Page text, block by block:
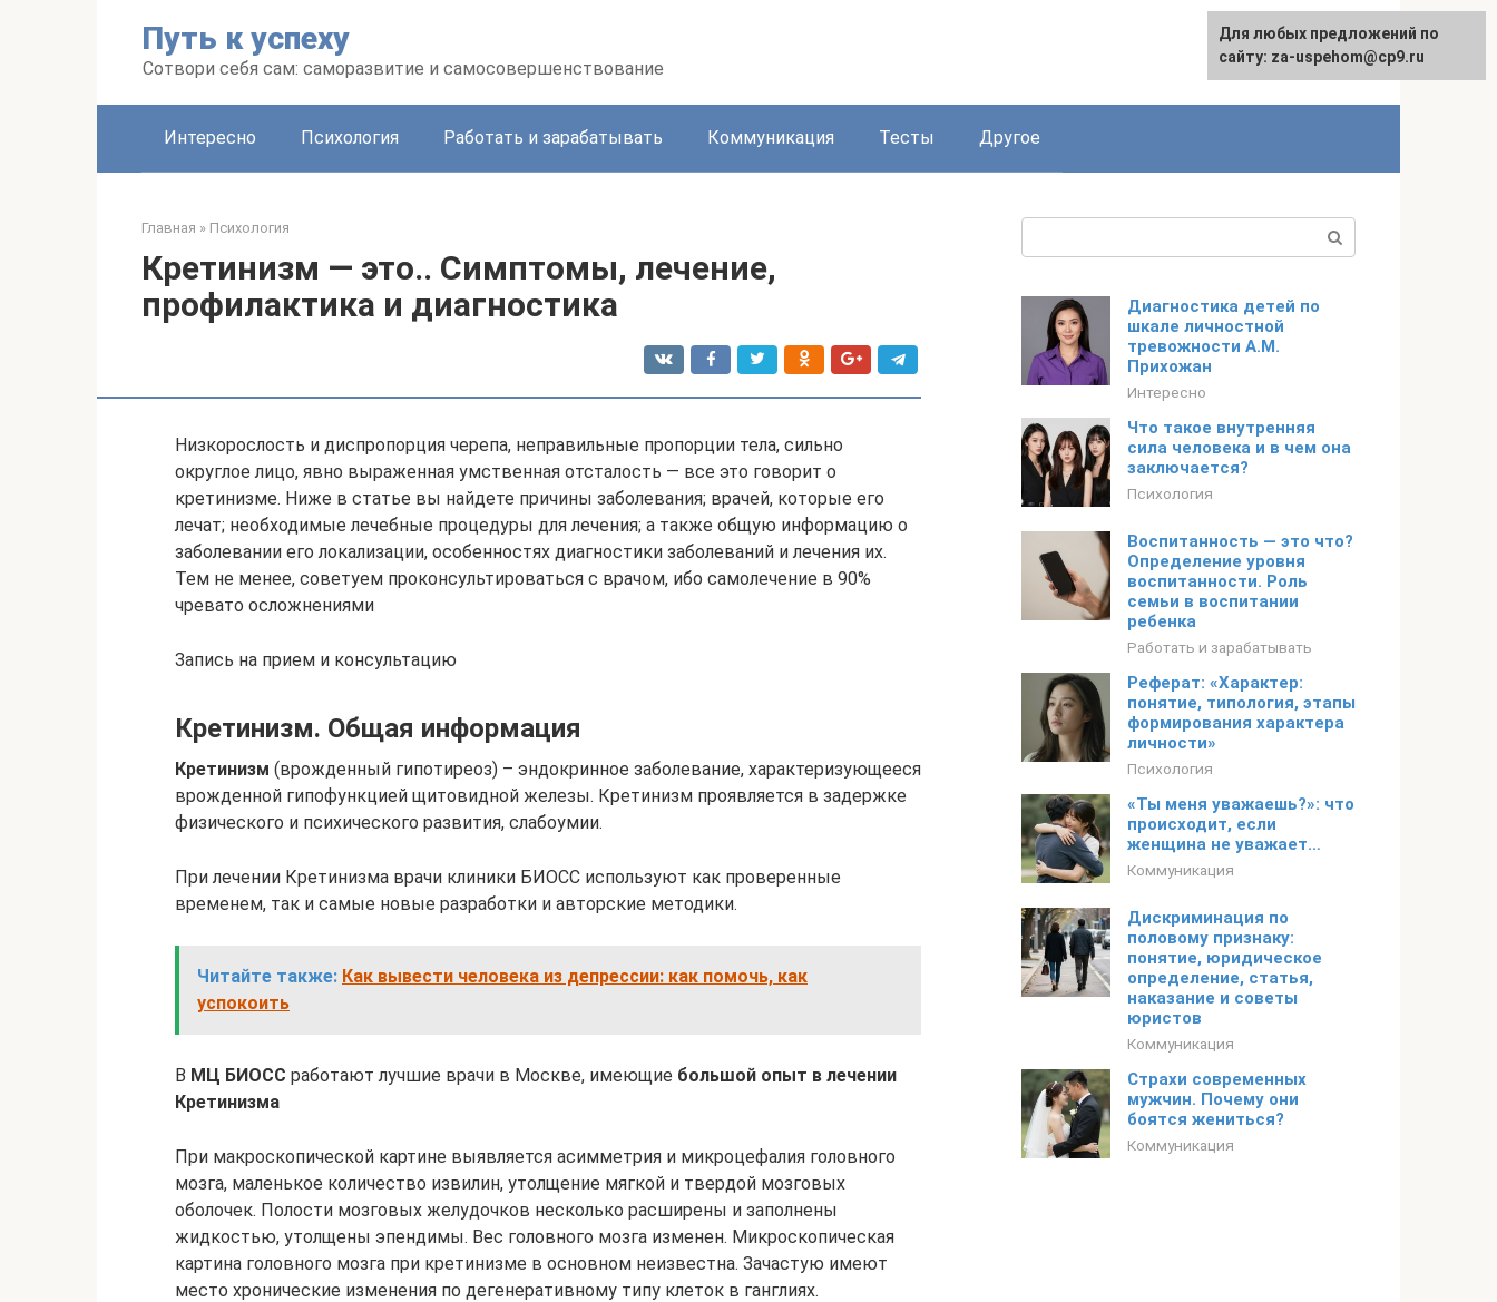
Путь к успеху
Сотвори себя сам: саморазвитие и самосовершенствование
English
Интересно Психология Работать и зарабатывать Коммуникация Тесты Другое
Главная » Психология
Кретинизм — это.. Симптомы, лечение,
профилактика и диагностика
Низкорослость и диспропорция черепа, неправильные пропорции тела, сильно
округлое лицо, явно выраженная умственная отсталость — все это говорит о
кретинизме. Ниже в статье вы найдете причины заболевания; врачей, которые его
лечат; необходимые лечебные процедуры для лечения; а также общую информацию о
заболевании его локализации, особенностях диагностики заболеваний и лечения их.
Тем не менее, советуем проконсультироваться с врачом, ибо самолечение в 90%
чревато осложнениями
Запись на прием и консультацию
Кретинизм. Общая информация
Кретинизм (врожденный гипотиреоз) – эндокринное заболевание, характеризующееся
врожденной гипофункцией щитовидной железы. Кретинизм проявляется в задержке
физического и психического развития, слабоумии.
При лечении Кретинизма врачи клиники БИОСС используют как проверенные
временем, так и самые новые разработки и авторские методики.
Читайте также: Как вывести человека из депрессии: как помочь, как
успокоить
В МЦ БИОСС работают лучшие врачи в Москве, имеющие большой опыт в лечении
Кретинизма
При макроскопической картине выявляется асимметрия и микроцефалия головного
мозга, маленькое количество извилин, утолщение мягкой и твердой мозговых
оболочек. Полости мозговых желудочков несколько расширены и заполнены
жидкостью, утолщены эпендимы. Вес головного мозга изменен. Микроскопическая
картина головного мозга при кретинизме в основном неизвестна. Зачастую имеют
место хронические изменения по дегенеративному типу клеток в ганглиях.
Диагностика детей по
шкале личностной
тревожности А.М.
Прихожан
Интересно
Что такое внутренняя
сила человека и в чем она
заключается?
Психология
Воспитанность — это что?
Определение уровня
воспитанности. Роль
семьи в воспитании
ребенка
Работать и зарабатывать
Реферат: «Характер:
понятие, типология, этапы
формирования характера
личности»
Психология
«Ты меня уважаешь?»: что
происходит, если
женщина не уважает…
Коммуникация
Дискриминация по
половому признаку:
понятие, юридическое
определение, статья,
наказание и советы
юристов
Коммуникация
Страхи современных
мужчин. Почему они
боятся жениться?
Коммуникация
Для любых предложений по
сайту: za-uspehom@cp9.ru